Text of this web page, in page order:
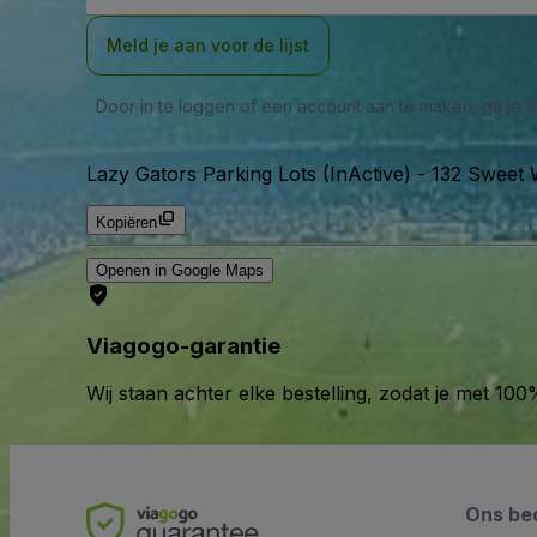
Meld je aan voor de lijst
Door in te loggen of een account aan te maken, ga je
Lazy Gators Parking Lots (InActive) - 132 Sweet
Kopiëren
Openen in Google Maps
Viagogo-garantie
Wij staan achter elke bestelling, zodat je met
Ons